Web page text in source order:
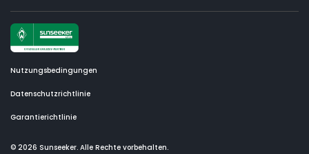
Nutzungsbedingungen
Datenschutzrichtlinie
Garantierichtlinie
© 2026 Sunseeker. Alle Rechte vorbehalten.